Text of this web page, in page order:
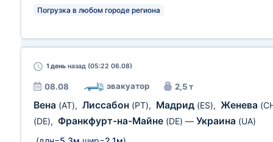
Погрузка в любом городе региона
1 день назад (05:22 06.08)
08.08 эвакуатор 2,5 т
Вена (AT), Лиссабон (PT), Мадрид (ES), Женева
(DE), Франкфурт-на-Майне (DE) — Украина (UA)